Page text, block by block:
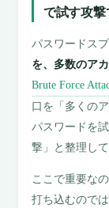
で試す攻撃
パスワードス
を、多数のア
Brute Force
口を「多くの
パスワードを
撃」と整理して
ここで重要な
打ち込むので